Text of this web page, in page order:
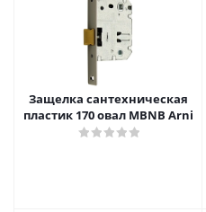
Защелка сантехническая
пластик 170 овал MBNB Arni